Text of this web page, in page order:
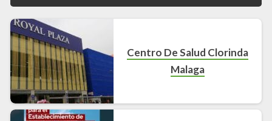
Centro De Salud Clorinda
Malaga